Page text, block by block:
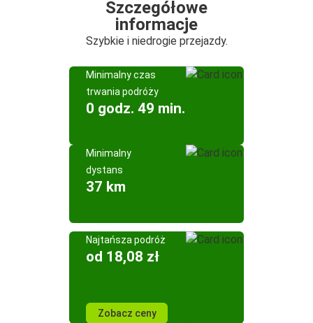
Szczegółowe
informacje
Szybkie i niedrogie przejazdy.
Minimalny czas
trwania podróży
0 godz. 49 min.
Minimalny
dystans
37 km
Najtańsza podróż
od 18,08 zł
Zobacz ceny